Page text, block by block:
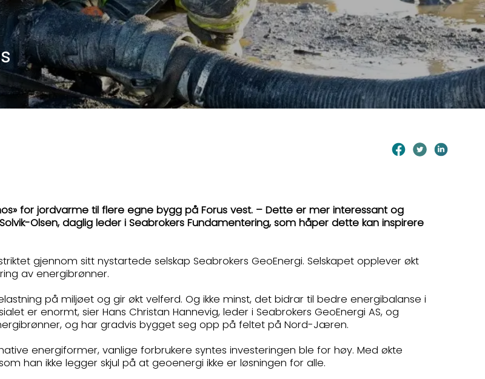
for jordvarme til flere egne bygg på Forus vest. – Dette er mer interessant og
Olsen, daglig leder i Seabrokers Fundamentering, som håper dette kan inspirere
gjennom sitt nystartede selskap Seabrokers GeoEnergi. Selskapet opplever økt
av energibrønner.
på miljøet og gir økt velferd. Og ikke minst, det bidrar til bedre energibalanse i
er enormt, sier Hans Christan Hannevig, leder i Seabrokers GeoEnergi AS, og
og har gradvis bygget seg opp på feltet på Nord-Jæren.
energiformer, vanlige forbrukere syntes investeringen ble for høy. Med økte
han ikke legger skjul på at geoenergi ikke er løsningen for alle.